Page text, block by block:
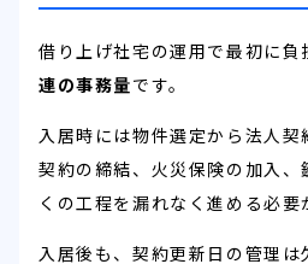
借り上げ社宅の運用で最初に負
連の事務量です。
入居時には物件選定から法人
契約の締結、火災保険の加入、
くの工程を漏れなく進める必要
入居後も、契約更新日の管理